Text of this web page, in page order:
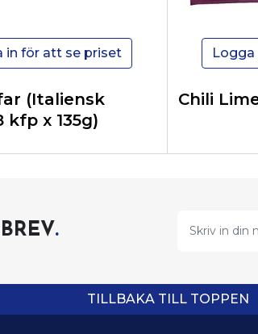
in för att se priset
(Italiensk
kfp x 135g)
Chili
.
TILLBAKA TILL TOPPEN